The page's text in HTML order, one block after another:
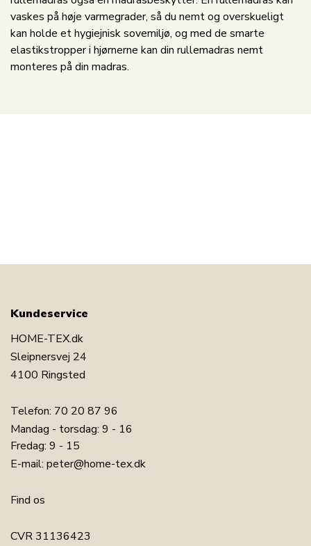
vaskes på høje varmegrader, så du nemt og overskueligt
kan holde et hygiejnisk sovemiljø, og med de smarte
elastikstropper i hjørnerne kan din rullemadras nemt
monteres på din madras.
Kundeservice
HOME-TEX.dk
Sleipnersvej 24
4100 Ringsted
Telefon: 70 20 87 96
Mandag - torsdag: 9 - 16
Fredag: 9 - 15
E-mail: peter@home-tex.dk
Find os
CVR 31136423